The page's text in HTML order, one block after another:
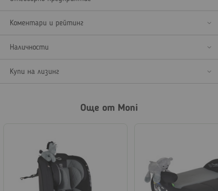
Коментари и рейтинг
Наличности
Купи на лизинг
Още от Moni